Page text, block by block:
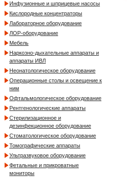
Инфузионные и шприцевые насосы
Кислородные концентраторы
Лабораторное оборудование
ЛОР-оборудование
Мебель
Наркозно-дыхательные аппараты и
аппараты ИВЛ
Неонатологическое оборудование
Операционные столы и освещение к
ним
Офтальмологическое оборудование
Рентгенологические аппараты
Стерилизационное и
дезинфекционное оборудование
Стоматологическое оборудование
Томографические аппараты
Ультразвуковое оборудование
Фетальные и прикроватные
мониторы